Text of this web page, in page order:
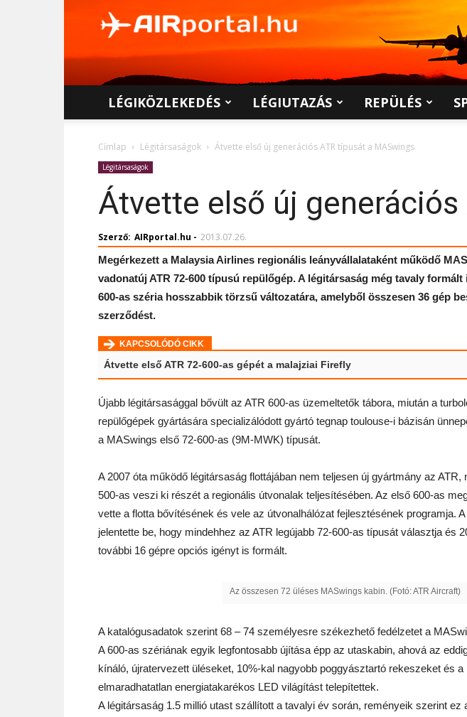
LÉGIKÖZLEKEDÉS LÉGIUTAZÁS REPÜLÉS
Címlap Légitársaságok Átvette első új generációs ATR típusát a MASwings
Légitársaságok
Átvette első új
Szerző: AIRportal.hu - 2013.07.26.
Megérkezett a Malaysia Airlines regionális leányvállalataként működő
vadonatúj ATR 72-600 típusú repülőgép. A légitársaság még tavaly
600-as széria hosszabbik törzsű változatára, amelyből összesen 36 gép
szerződést.
KAPCSOLÓDÓ CIKK
Átvette első ATR 72-600-as gépét a malajziai Firefly
Újabb légitársasággal bővült az ATR 600-as üzemeltetők tábora, miután a
repülőgépek gyártására specializálódott gyártó tegnap toulouse-i bázisán
a MASwings első 72-600-as (9M-MWK) típusát.
A 2007 óta működő légitársaság flottájában nem teljesen új gyártmány az ATR,
500-as veszi ki részét a regionális útvonalak teljesítésében. Az első 600-as
vette a flotta bővítésének és vele az útvonalhálózat fejlesztésének programja.
jelentette be, hogy mindehhez az ATR legújabb 72-600-as típusát választja és
további 16 gépre opciós igényt is formált.
Az összesen 72 üléses MASwings kabin. (Fotó: ATR Aircraft)
A katalógusadatok szerint 68 – 74 személyesre székezhető fedélzetet a
A 600-as szériának egyik legfontosabb újítása épp az utaskabin, ahová az
kínáló, újratervezett üléseket, 10%-kal nagyobb poggyásztartó rekeszeket és
elmaradhatatlan energiatakarékos LED világítást telepítettek.
A légitársaság 1.5 millió utast szállított a tavalyi év során, reményeik szerint ez